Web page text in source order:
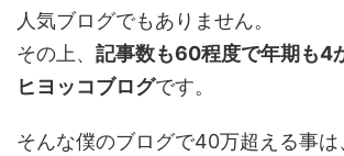
人気ブログでもありません。
その上、 記事数も60程度で年期も4
ヒヨッコブログです。
そんな僕のブログで40万超える事は